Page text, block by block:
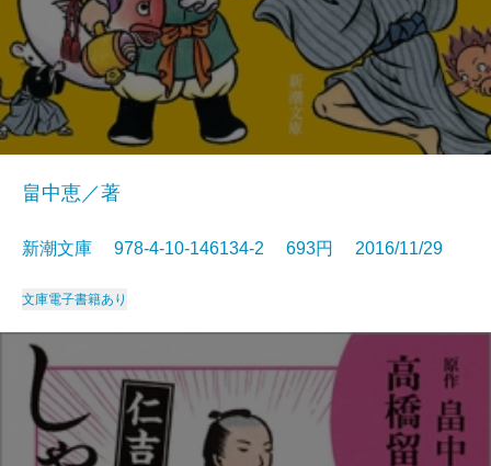
畠中恵／著
新潮文庫 978-4-10-146134-2 693円 2016/11/29
文庫電子書籍あり